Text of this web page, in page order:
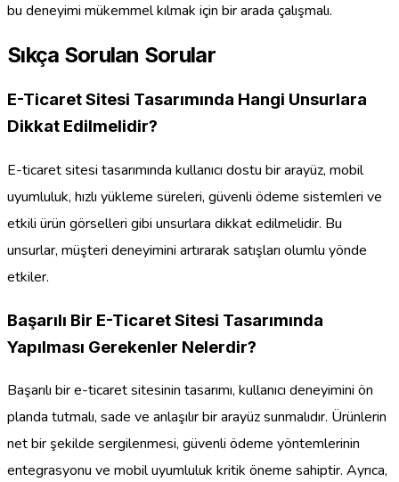
bu deneyimi mükemmel kılmak için bir arada çalışmalı.
Sıkça Sorulan Sorular
E-Ticaret Sitesi Tasarımında Hangi Unsurlara
Dikkat Edilmelidir?
E-ticaret sitesi tasarımında kullanıcı dostu bir arayüz, mobil
uyumluluk, hızlı yükleme süreleri, güvenli ödeme sistemleri ve
etkili ürün görselleri gibi unsurlara dikkat edilmelidir. Bu
unsurlar, müşteri deneyimini artırarak satışları olumlu yönde
etkiler.
Başarılı Bir E-Ticaret Sitesi Tasarımında
Yapılması Gerekenler Nelerdir?
Başarılı bir e-ticaret sitesinin tasarımı, kullanıcı deneyimini ön
planda tutmalı, sade ve anlaşılır bir arayüz sunmalıdır. Ürünlerin
net bir şekilde sergilenmesi, güvenli ödeme yöntemlerinin
entegrasyonu ve mobil uyumluluk kritik öneme sahiptir. Ayrıca,